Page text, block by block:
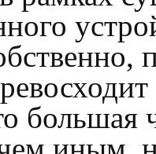
большая